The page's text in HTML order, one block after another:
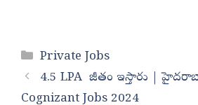
Categories
Private Jobs
4.5 LPA జీతం ఇస్తారు |
Cognizant Jobs 2024